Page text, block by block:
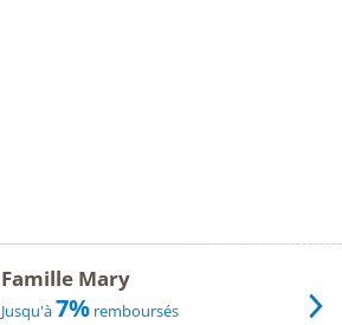
Famille Mary
Jusqu'à7% remboursés